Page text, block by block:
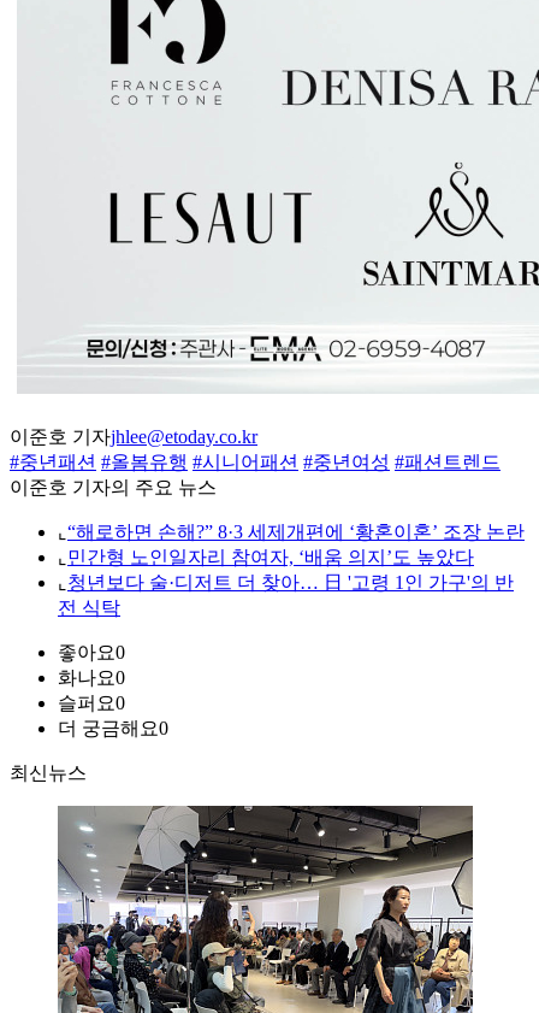
이준호 기자jhlee@etoday.co.kr
#중년패션 #올봄유행 #시니어패션 #중년여성 #패션트렌드
이준호 기자의 주요 뉴스
⌞ “해로하면 손해?” 8·3 세제개편에 ‘황혼이혼’ 조장 논란
⌞ 민간형 노인일자리 참여자, ‘배움 의지’도 높았다
⌞ 청년보다 술·디저트 더 찾아… 日 '고령 1인 가구'의 반
전 식탁
좋아요0
화나요0
슬퍼요0
더 궁금해요0
최신뉴스